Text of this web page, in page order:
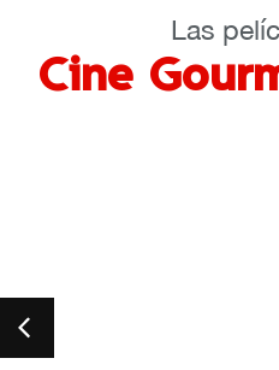
Las
Cine